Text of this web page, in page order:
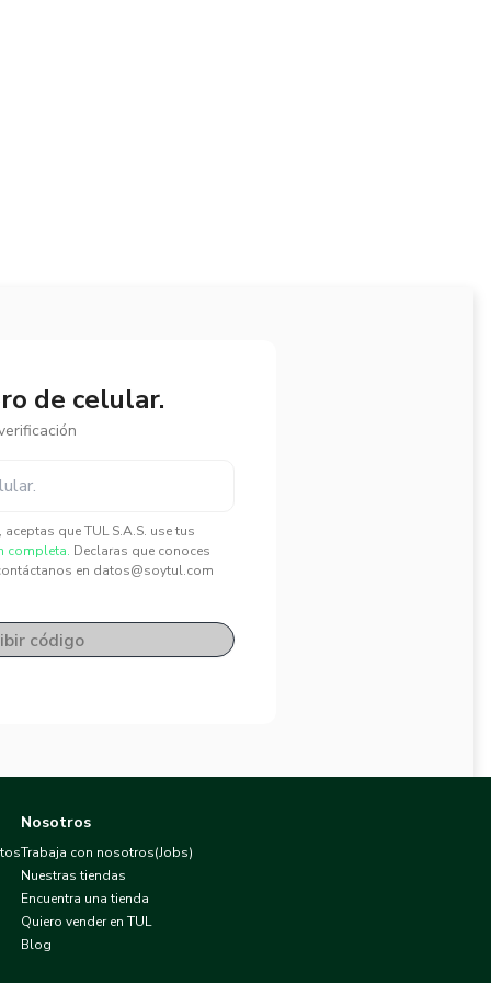
de celular.
que TUL S.A.S. use tus
completa. Declaras que conoces
en datos@soytul.com
código
Nosotros
Trabaja con nosotros(Jobs)
Nuestras tiendas
Encuentra una tienda
Quiero vender en TUL
Blog